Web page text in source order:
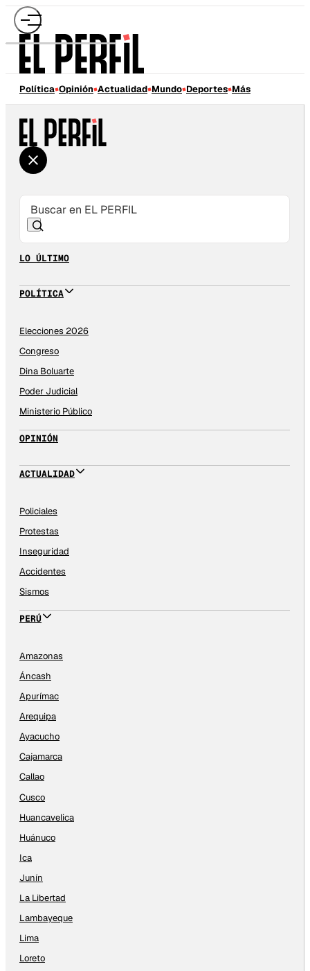
Política Opinión Actualidad Mundo Deportes Más
LO ÚLTIMO
POLÍTICA
Elecciones 2026
Congreso
Dina Boluarte
Poder Judicial
Ministerio Público
OPINIÓN
ACTUALIDAD
Policiales
Protestas
Inseguridad
Accidentes
Sismos
PERÚ
Amazonas
Áncash
Apurímac
Arequipa
Ayacucho
Cajamarca
Callao
Cusco
Huancavelica
Huánuco
Ica
Junín
La Libertad
Lambayeque
Lima
Loreto